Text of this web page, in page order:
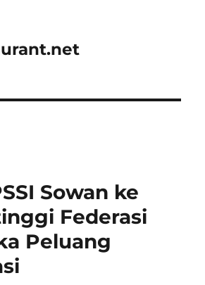
Sowan ke
Federasi
Peluang